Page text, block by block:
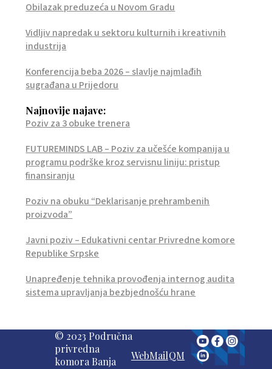
Obilazak preduzeća u Novom Gradu
Vidljiv napredak u sektoru kulturnih i kreativnih
industrija
Konferencija beba 2026 – slavlje najmlađih
sugrađana u Prijedoru
Najnovije najave:
Poziv za 3 obuke trenera
FUTUREMINDS LAB – Poziv za učešće kompanija u
programu podrške kroz servisnu liniju: pristup
finansiranju
Poziv na obuku “Deklarisanje prehrambenih
proizvoda”
Javni poziv – Edukativni centar Privredne komore
Republike Srpske
Unapređenje tehnika provođenja internog audita
sistema upravljanja bezbjednošću hrane
© 2023 Područna
privredna
komora Banja
WebMailQM